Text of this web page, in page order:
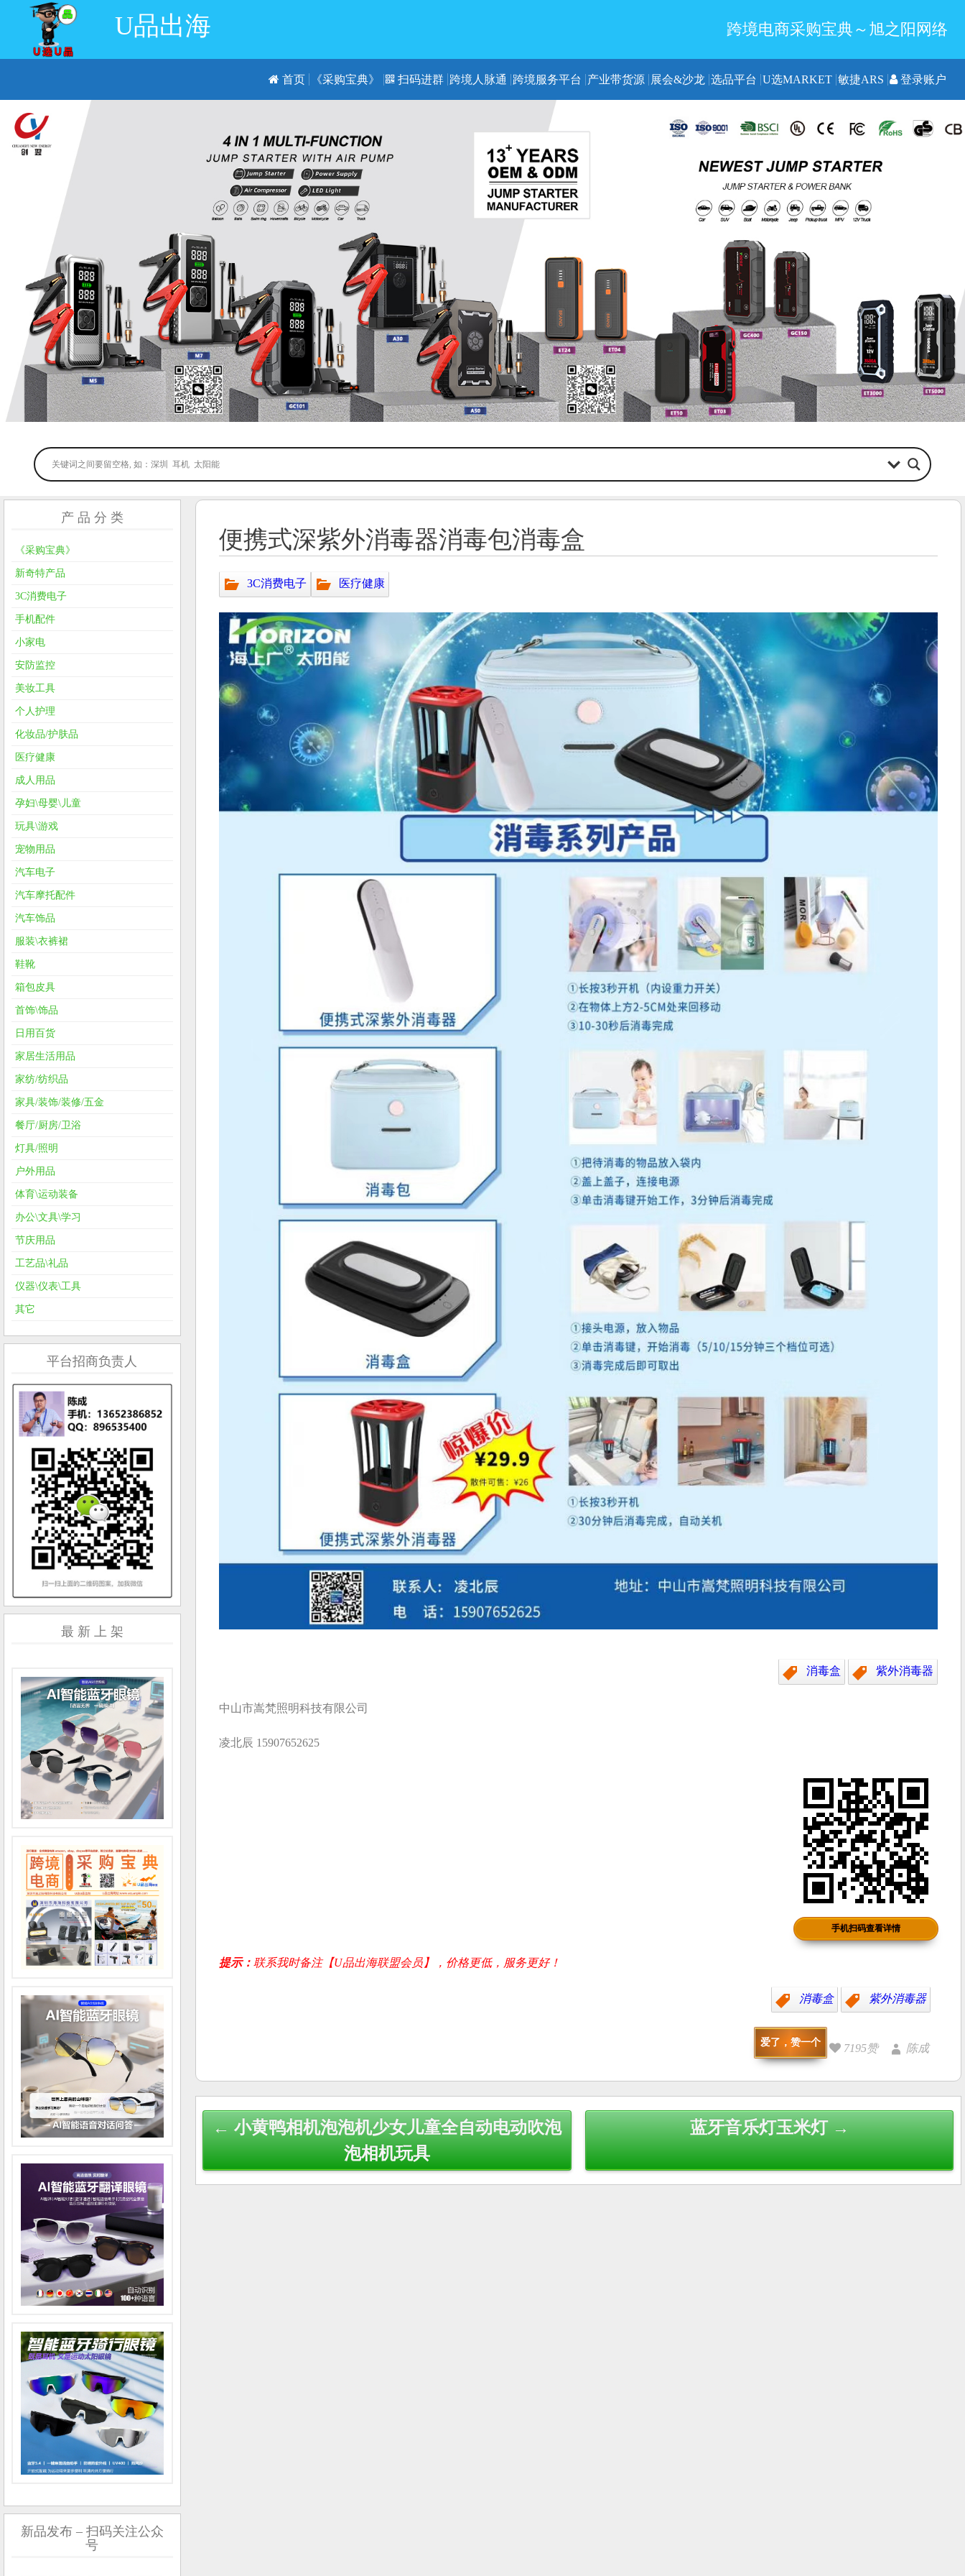
U品出海 跨境电商采购宝典～旭之阳网络
首页 《采购宝典》 扫码进群 跨境人脉通 跨境服务平台 产业带货源 展会&沙龙 选品平台 U选MARKET 敏捷ARS 登录账户
便携式深紫外消毒器消毒包消毒盒
3C消费电子 医疗健康
消毒盒 紫外消毒器
中山市嵩梵照明科技有限公司
凌北辰 15907652625
手机扫码查看详情
提示： 联系我时备注【U品出海联盟会员】，价格更低，服务更好！
消毒盒 紫外消毒器
爱了，赞一个 7195赞 陈成
Post
navigation
蓝牙音乐灯玉米灯 →
← 小黄鸭相机泡泡机少女儿童全自动电动吹泡
泡相机玩具
产 品 分 类
《采购宝典》
新奇特产品
3C消费电子
手机配件
小家电
安防监控
美妆工具
个人护理
化妆品/护肤品
医疗健康
成人用品
孕妇\母婴\儿童
玩具\游戏
宠物用品
汽车电子
汽车摩托配件
汽车饰品
服装\衣裤裙
鞋靴
箱包皮具
首饰\饰品
日用百货
家居生活用品
家纺/纺织品
家具/装饰/装修/五金
餐厅/厨房/卫浴
灯具/照明
户外用品
体育\运动装备
办公\文具\学习
节庆用品
工艺品\礼品
仪器\仪表\工具
其它
平台招商负责人
最 新 上 架
新品发布 – 扫码关注公众
号